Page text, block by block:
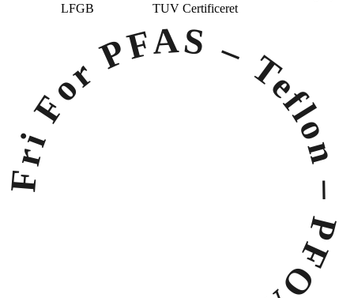
LFGB
TUV Certificeret
Fri For PFAS– Teflon – PFOA – PFOS